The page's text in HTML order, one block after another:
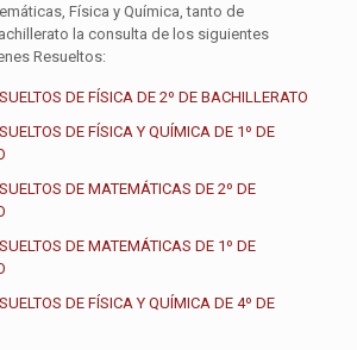
Física y Química, tanto de
la consulta de los siguientes
Resueltos:
DE FÍSICA DE 2º DE BACHILLERATO
DE FÍSICA Y QUÍMICA DE 1º DE
DE MATEMÁTICAS DE 2º DE
DE MATEMÁTICAS DE 1º DE
DE FÍSICA Y QUÍMICA DE 4º DE